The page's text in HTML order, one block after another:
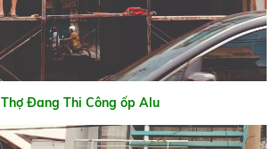
Thợ Đang Thi Công ốp Alu